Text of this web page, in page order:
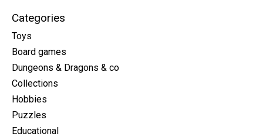
Categories
Toys
Board games
Dungeons & Dragons & co
Collections
Hobbies
Puzzles
Educational